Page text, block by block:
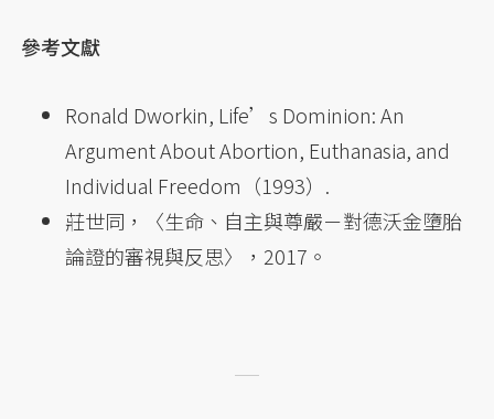
參考文獻
Ronald Dworkin, Life’s Dominion: An
Argument About Abortion, Euthanasia, and
Individual Freedom（1993）.
莊世同，〈生命、自主與尊嚴－對德沃金墮胎
論證的審視與反思〉，2017。